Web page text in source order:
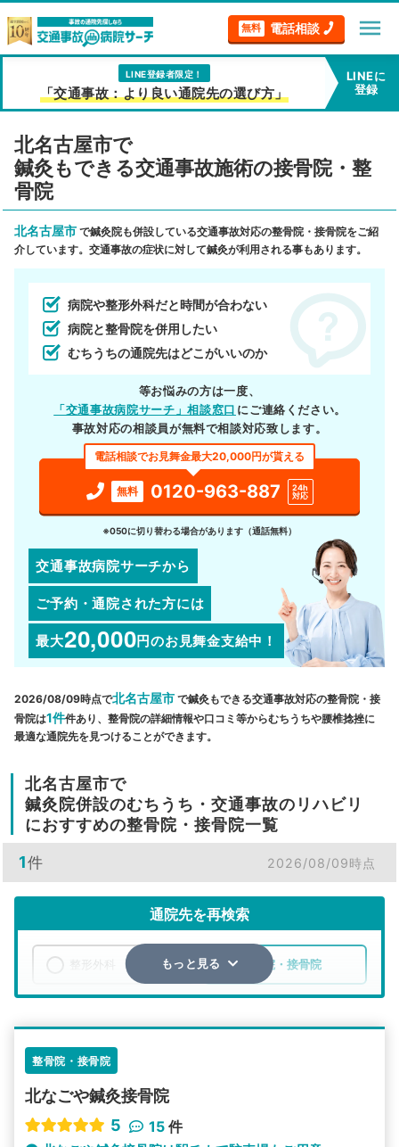
無料 電話相談 menu
LINE登録者限定！
「交通事故：より良い通院先の選び方」
LINEに
登録
北名古屋市で
鍼灸もできる交通事故施術の接骨院・整
骨院
北名古屋市 で鍼灸院も併設している交通事故対応の整骨院・接骨院をご紹
介しています。交通事故の症状に対して鍼灸が利用される事もあります。
病院や整形外科だと時間が合わない
病院と整骨院を併用したい
むちうちの通院先はどこがいいのか
等お悩みの方は一度、
「交通事故病院サーチ」相談窓口 にご連絡ください。
事故対応の相談員が無料で相談対応致します。
電話相談でお見舞金最大20,000円が貰える
無料 0120-963-887
24h
対応
※050に切り替わる場合があります（通話無料）
交通事故病院サーチから
ご予約・通院された方には
最大20,000円のお見舞金支給中！
2026/08/09時点で北名古屋市 で鍼灸もできる交通事故対応の整骨院・接
骨院は1件件あり、整骨院の詳細情報や口コミ等からむちうちや腰椎捻挫に
最適な通院先を見つけることができます。
北名古屋市で
鍼灸院併設のむちうち・交通事故のリハビリ
におすすめの整骨院・接骨院一覧
1件 2026/08/09時点
通院先を再検索
整骨院・接骨院
詳細条件で絞り込む
もっと見る
整骨院・接骨院
北なごや鍼灸接骨院
5
15 件